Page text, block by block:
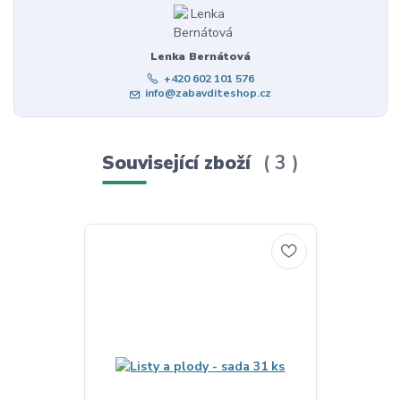
Lenka Bernátová
+420 602 101 576
info@zabavditeshop.cz
Související zboží 3